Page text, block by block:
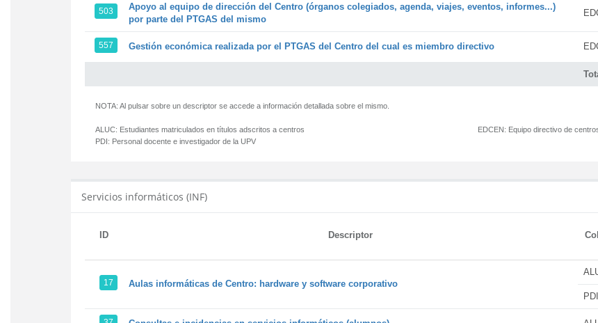
503
Apoyo al equipo de dirección del Centro (órganos colegiados, agenda, viajes, eventos, informes...)
por parte del PTGAS del mismo
557 Gestión económica realizada por el PTGAS del Centro del cual es miembro directivo
NOTA: Al pulsar sobre un descriptor se accede a información detallada sobre el mismo.
ALUC: Estudiantes matriculados en títulos adscritos a centros
PDI: Personal docente e investigador de la UPV
EDCEN: Equipo directivo de
Servicios informáticos (INF)
ID Descriptor
17 Aulas informáticas de Centro: hardware y software corporativo
PDI